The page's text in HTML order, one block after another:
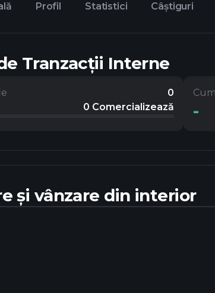
Profil Statistici Câștiguri
Tranzacții Interne
0
0 Comercializează -
și vânzare din interior